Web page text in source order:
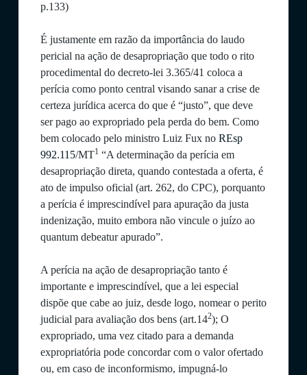
p.133)
É justamente em razão da importância do laudo
pericial na ação de desapropriação que todo o rito
procedimental do decreto-lei 3.365/41 coloca a
perícia como ponto central visando sanar a crise de
certeza jurídica acerca do que é “justo”, que deve
ser pago ao expropriado pela perda do bem. Como
bem colocado pelo ministro Luiz Fux no REsp
992.115/MT1 “A determinação da perícia em
desapropriação direta, quando contestada a oferta, é
ato de impulso oficial (art. 262, do CPC), porquanto
a perícia é imprescindível para apuração da justa
indenização, muito embora não vincule o juízo ao
quantum debeatur apurado”.
A perícia na ação de desapropriação tanto é
importante e imprescindível, que a lei especial
dispõe que cabe ao juiz, desde logo, nomear o perito
judicial para avaliação dos bens (art.142); O
expropriado, uma vez citado para a demanda
expropriatória pode concordar com o valor ofertado
ou, em caso de inconformismo, impugná-lo